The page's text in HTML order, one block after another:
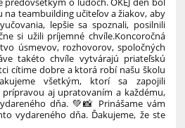
teambuilding učiteľov a žiakov, aby
lepšie sa spoznali, posilnili
si užili príjemné chvíle.Koncoročná
úsmevov, rozhovorov, spoločných
takéto chvíle vytvárajú priateľskú
cítime dobre a ktorá robí našu školu
všetkým, ktorí sa zapojili
aj upratovaním a každému,
dňa. 💚📸 Prinášame vám
vydareného dňa. Ďakujeme, že ste